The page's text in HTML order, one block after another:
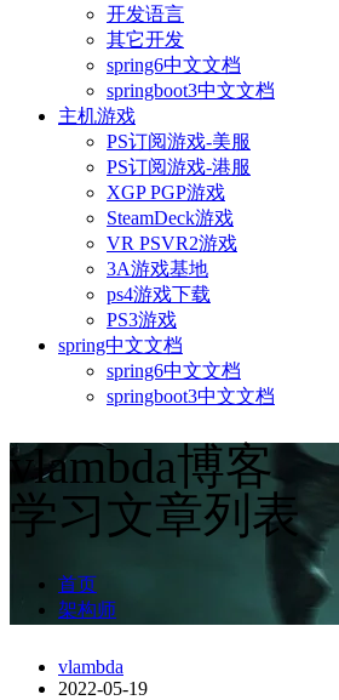
开发语言
其它开发
spring6中文文档
springboot3中文文档
主机游戏
PS订阅游戏-美服
PS订阅游戏-港服
XGP PGP游戏
SteamDeck游戏
VR PSVR2游戏
3A游戏基地
ps4游戏下载
PS3游戏
spring中文文档
spring6中文文档
springboot3中文文档
vlambda博客
学习文章列表
首页
架构师
vlambda
2022-05-19